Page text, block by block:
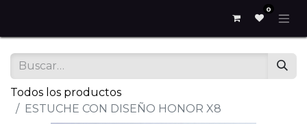
0
Todos los productos
ESTUCHE CON DISEÑO HONOR X8